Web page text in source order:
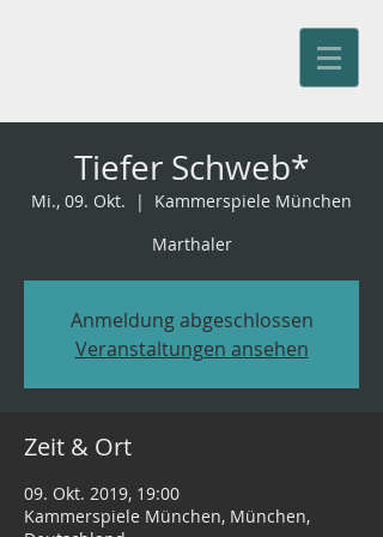
Tiefer Schweb*
Mi., 09. Okt.
  |
Kammerspiele München
Marthaler
Anmeldung abgeschlossen
Veranstaltungen ansehen
Zeit & Ort
09. Okt. 2019, 19:00
Kammerspiele München, München,